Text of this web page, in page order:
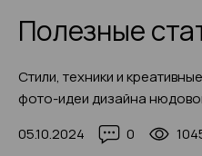
Полезные
Стили, техники и креативные
фото-идеи дизайна
05.10.2024 0